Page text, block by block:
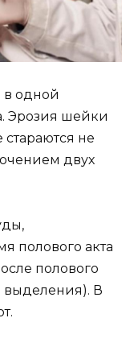
в одной
Эрозия шейки
стараются не
двух
полового акта
полового
выделения). В